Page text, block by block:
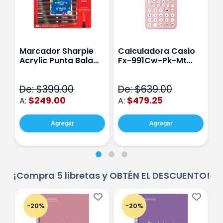
Marcador Sharpie
Acrylic Punta Bala
De: $399.00
A: $249.00
Agregar
Calculadora Casio
Fx-991Cw-Pk-Mt
De: $639.00
A: $479.25
Agregar
¡Compra 5 libretas y OBTÉN EL DESCUENTO!
-20% -20%